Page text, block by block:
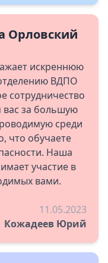
Орловский
искреннюю
ВДПО
сотрудничество
за большую
среди
что обучаете
Наша
участие в
вами.
11.05.2023
Кожадеев Юрий